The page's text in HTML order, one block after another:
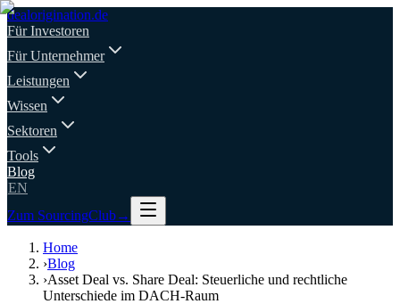
dealorigination.de
Für Investoren
Für Unternehmer
Leistungen
Wissen
Sektoren
Tools
Blog
EN
Zum SourcingClub→
Home
›Blog
›Asset Deal vs. Share Deal: Steuerliche und rechtliche
Unterschiede im DACH-Raum